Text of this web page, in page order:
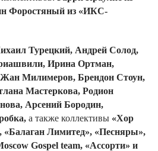
Форостяный из «ИКС-
Турецкий, Андрей Солод,
Ирина Ортман,
Милимеров, Брендон Стоун,
Мастеркова, Родион
Арсений Бородин,
а также коллективы «Хор
«Балаган Лимитед», «Песняры»,
Gospel team, «Ассорти» и